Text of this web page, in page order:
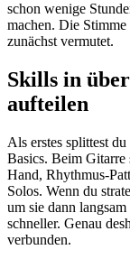
schon wenige
machen. Die
zunächst vermutet.
Skills in
aufteilen
Als erstes splittest
Basics. Beim Gitarre
Hand, Rhythmus-
Solos. Wenn du
um sie dann
schneller. Genau
verbunden.